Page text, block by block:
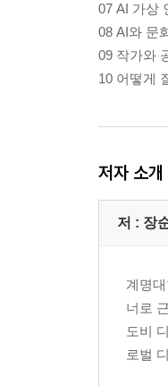
07 AI 가상
08 AI와 문
09 작가와
10 어떻게
저자 소개
저 : 장
계명
너로
도비
로벌